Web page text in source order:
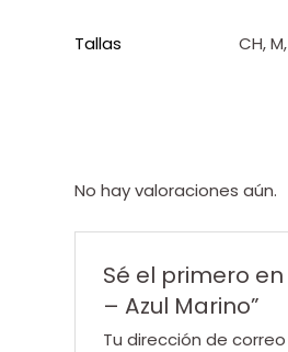
Tallas CH,
No hay valoraciones aún.
Sé el primero
– Azul Marino”
Tu dirección de